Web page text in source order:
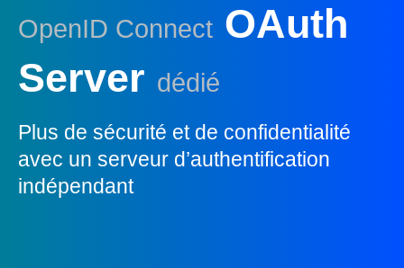
Utiliser
Gérer
OpenID Connect OAuth
Server dédié
Plus de sécurité et de confidentialité
avec un serveur d’authentification
indépendant